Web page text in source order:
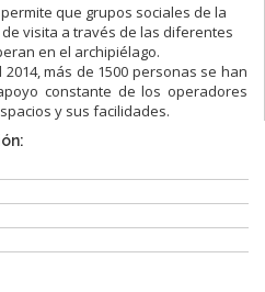
que grupos sociales de la
visita a través de las diferentes
en el archipiélago.
más de 1500 personas se han
constante de los operadores
y sus facilidades.